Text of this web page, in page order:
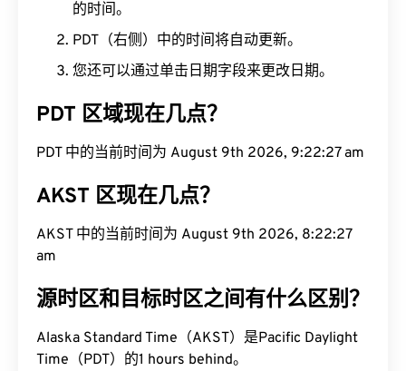
的时间。
PDT（右侧）中的时间将自动更新。
您还可以通过单击日期字段来更改日期。
PDT 区域现在几点？
PDT 中的当前时间为 August 9th 2026, 9:22:28 am
AKST 区现在几点？
AKST 中的当前时间为 August 9th 2026, 8:22:28
am
源时区和目标时区之间有什么区别？
Alaska Standard Time（AKST）是Pacific Daylight
Time（PDT）的1 hours behind。